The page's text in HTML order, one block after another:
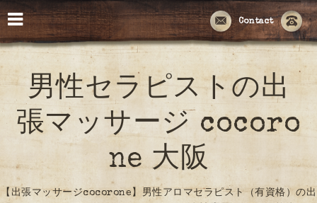
Contact
男性セラピストの出
張マッサージ cocoro
ne 大阪
【出張マッサージcocorone】男性アロマセラピスト（有資格）の出